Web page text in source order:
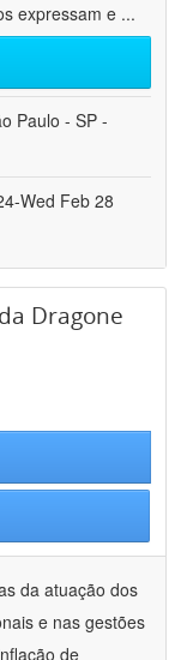
expressam e ...
Paulo - SP -
Wed Feb 28
Dragone
da atuação dos
e nas gestões
de